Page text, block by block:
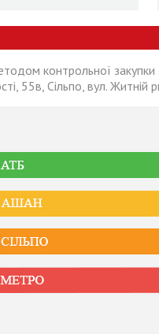
контрольної
55в, Сільпо, вул. Житній